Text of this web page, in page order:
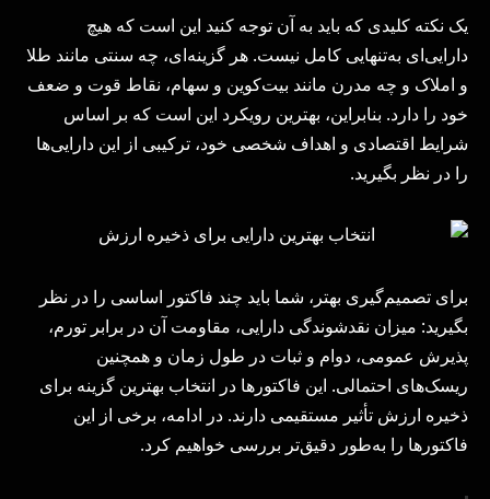
یک نکته کلیدی که باید به آن توجه کنید این است که هیچ
دارایی‌ای به‌تنهایی کامل نیست. هر گزینه‌ای، چه سنتی مانند طلا
و املاک و چه مدرن مانند بیت‌کوین و سهام، نقاط قوت و ضعف
خود را دارد. بنابراین، بهترین رویکرد این است که بر اساس
شرایط اقتصادی و اهداف شخصی خود، ترکیبی از این دارایی‌ها
را در نظر بگیرید.
برای تصمیم‌گیری بهتر، شما باید چند فاکتور اساسی را در نظر
بگیرید: میزان نقدشوندگی دارایی، مقاومت آن در برابر تورم،
پذیرش عمومی، دوام و ثبات در طول زمان و همچنین
ریسک‌های احتمالی. این فاکتورها در انتخاب بهترین گزینه برای
ذخیره ارزش تأثیر مستقیمی دارند. در ادامه، برخی از این
فاکتورها را به‌طور دقیق‌تر بررسی خواهیم کرد.